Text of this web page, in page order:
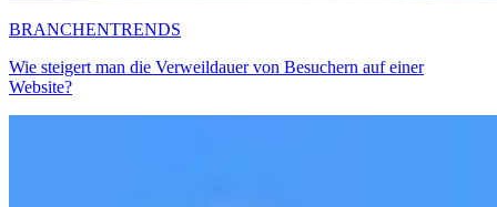
BRANCHENTRENDS
Wie steigert man die Verweildauer von Besuchern auf einer
Website?